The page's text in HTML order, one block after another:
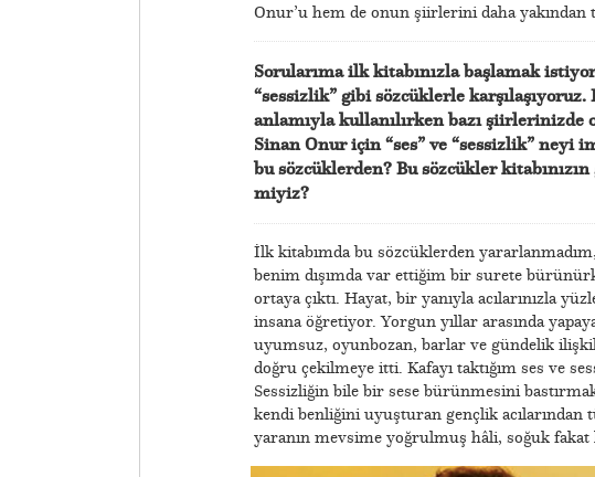
Onur’u hem de onun şiirlerini daha yakından
Sorularıma ilk kitabınızla başlamak
“sessizlik” gibi sözcüklerle
anlamıyla kullanılırken bazı şiirlerinizde
Sinan Onur için “ses” ve “sessizlik” neyi
bu sözcüklerden? Bu sözcükler
miyiz?
İlk kitabımda bu sözcüklerden
benim dışımda var ettiğim bir surete
ortaya çıktı. Hayat, bir yanıyla acılarınızla
insana öğretiyor. Yorgun yıllar arasında
uyumsuz, oyunbozan, barlar ve gündelik
doğru çekilmeye itti. Kafayı taktığım ses ve
Sessizliğin bile bir sese bürünmesini
kendi benliğini uyuşturan gençlik
yaranın mevsime yoğrulmuş hâli, soğuk fakat